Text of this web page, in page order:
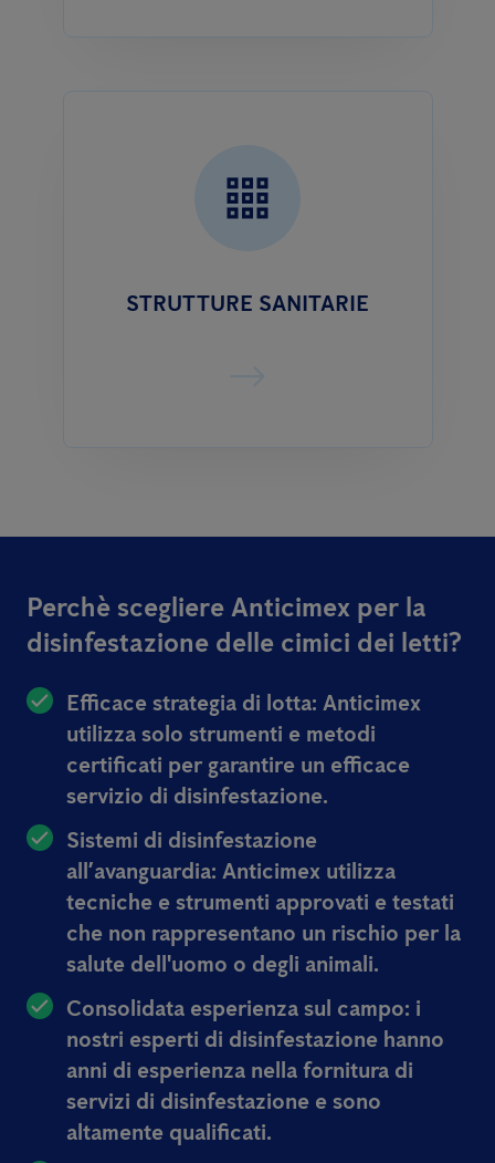
STRUTTURE SANITARIE
Perchè scegliere Anticimex per la
disinfestazione delle cimici dei letti?
Efficace strategia di lotta: Anticimex
utilizza solo strumenti e metodi
certificati per garantire un efficace
servizio di disinfestazione.
Sistemi di disinfestazione
all’avanguardia: Anticimex utilizza
tecniche e strumenti approvati e testati
che non rappresentano un rischio per la
salute dell'uomo o degli animali.
Consolidata esperienza sul campo: i
nostri esperti di disinfestazione hanno
anni di esperienza nella fornitura di
servizi di disinfestazione e sono
altamente qualificati.